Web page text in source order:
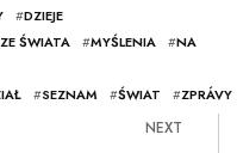
#DZIEJE
ŚWIATA #MYŚLENIA #NA
#SEZNAM #ŚWIAT #ZPRÁVY
NEXT